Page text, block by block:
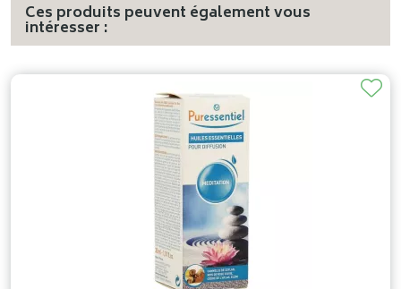
Ces produits peuvent également vous
intéresser :